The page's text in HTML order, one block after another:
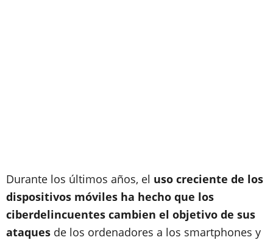
Durante los últimos años, el uso creciente de los
dispositivos móviles ha hecho que los
ciberdelincuentes cambien el objetivo de sus
ataques de los ordenadores a los smartphones y